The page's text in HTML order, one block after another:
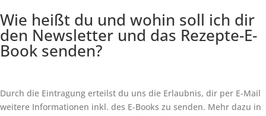
Wie heißt du und wohin soll ich dir
den Newsletter und das Rezepte-E-
Book senden?
Durch die Eintragung erteilst du uns die Erlaubnis, dir per E-Mail
weitere Informationen inkl. des E-Books zu senden. Mehr dazu in